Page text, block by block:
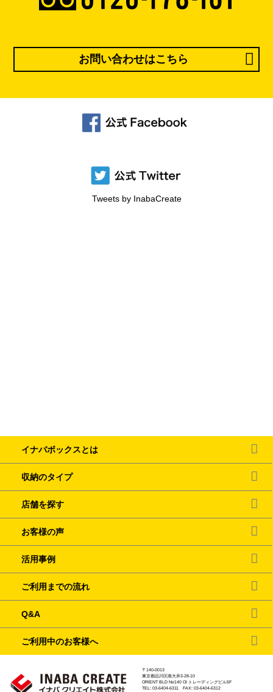
お問い合わせはこちら
Tweets by InabaCreate
イナバボックスとは
収納のタイプ
店舗を探す
お客様の声
活用事例
ご利用までの流れ
Q&A
ご利用中のお客様へ
〒140-0013
東京都品川区南大井3-28-10
ORIENT BLD No140 OI トレーディングビル5F
TEL: 03-6404-6311 FAX: 03-6404-6312